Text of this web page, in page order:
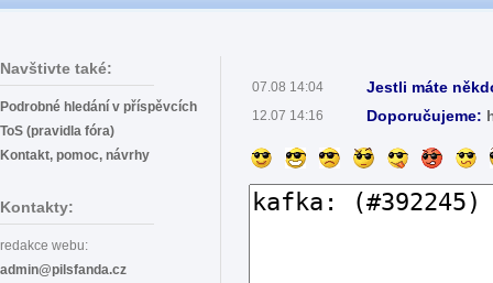
Navštivte také:
Podrobné hledání v příspěvcích
ToS (pravidla fóra)
Kontakt, pomoc, návrhy
Kontakty:
redakce webu:
admin@pilsfanda.cz
07.08 14:04 Jestli máte
12.07 14:16 Doporučujeme: